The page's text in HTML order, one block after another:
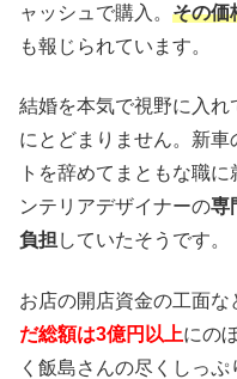
ャッシュで購入。 その価
も報じられています。
結婚を本気で視野に入
にとどまりません。新
トを辞めてまともな職
ンテリアデザイナーの専
負担 していたそうです。
お店の開店資金の工面
だ総額は3億円以上にの
く飯島さんの尽くしっぷ